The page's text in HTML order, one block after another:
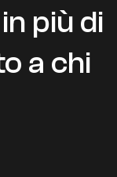
più di
a chi